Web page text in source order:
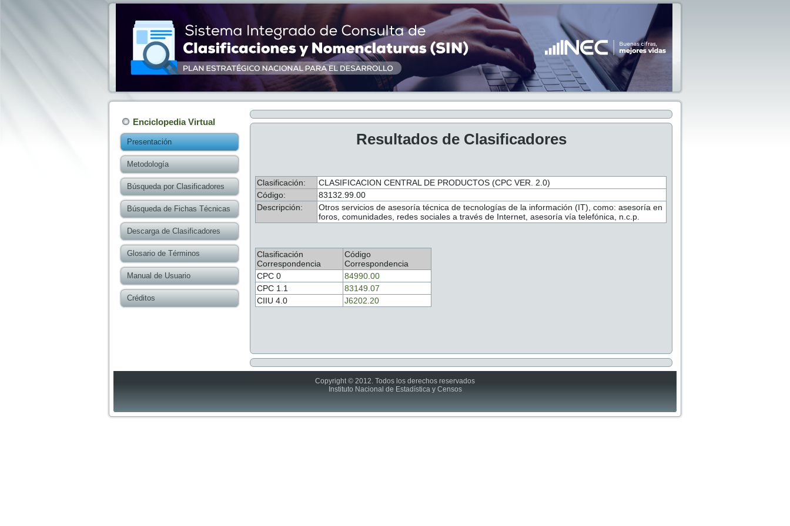
Enciclopedia Virtual
Presentación
Metodología
Búsqueda por Clasificadores
Búsqueda de Fichas Técnicas
Descarga de Clasificadores
Glosario de Términos
Manual de Usuario
Créditos
Resultados de Clasificadores
Clasificación:
CLASIFICACION CENTRAL DE PRODUCTOS (CPC VER. 2.0)
Código:
83132.99.00
Descripción:
Otros servicios de asesoría técnica de tecnologías de la información (IT), como: asesoría en
foros, comunidades, redes sociales a través de Internet, asesoría vía telefónica, n.c.p.
Clasificación
Correspondencia
Código
Correspondencia
CPC 0
84990.00
CPC 1.1
83149.07
CIIU 4.0
J6202.20
Copyright © 2012. Todos los derechos reservados
Instituto Nacional de Estadística y Censos